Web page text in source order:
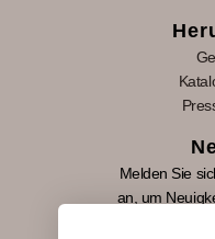
Melden Sie
an, um